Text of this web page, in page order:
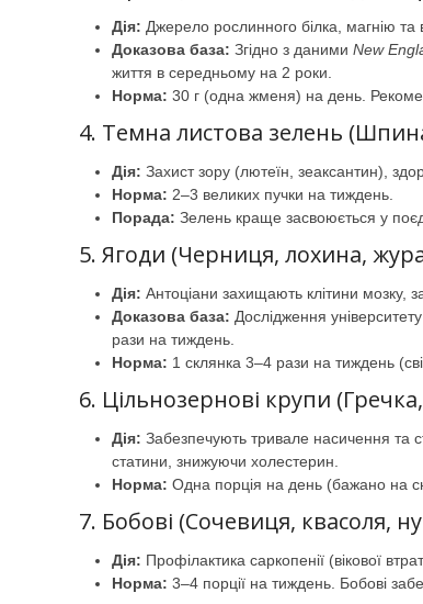
Дія: Джерело рослинного білка, магнію та
Доказова база: Згідно з даними New
життя в середньому на 2 роки.
Норма: 30 г (одна жменя) на день.
4. Темна листова зелень
Дія: Захист зору (лютеїн, зеаксантин),
Норма: 2–3 великих пучки на тиждень.
Порада: Зелень краще засвоюється у
5. Ягоди (Черниця, лохина,
Дія: Антоціани захищають клітини мозку,
Доказова база: Дослідження
рази на тиждень.
Норма: 1 склянка 3–4 рази на тиждень
6. Цільнозернові крупи
Дія: Забезпечують тривале насичення та
статини, знижуючи холестерин.
Норма: Одна порція на день (бажано на
7. Бобові (Сочевиця, квасоля,
Дія: Профілактика саркопенії (вікової
Норма: 3–4 порції на тиждень. Бобові